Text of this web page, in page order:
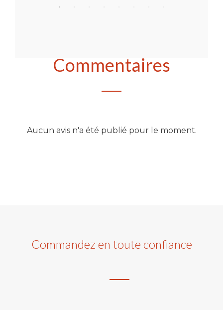
Commentaires
Aucun avis n'a été publié pour le moment.
Commandez en toute confiance